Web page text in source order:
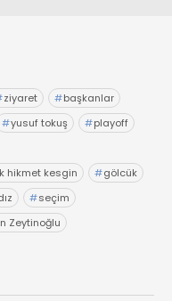
ziyaret #başkanlar
#yusuf tokuş #playoff
hikmet kesgin #gölcük
#seçim
Zeytinoğlu